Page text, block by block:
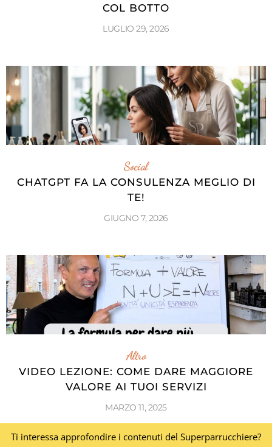
COL BOTTO
LUGLIO 29, 2026
Social
CHATGPT FA LA CONSULENZA MEGLIO DI
TE!
GIUGNO 7, 2026
Altro
VIDEO LEZIONE: COME DARE MAGGIORE
VALORE AI TUOI SERVIZI
MARZO 11, 2025
Ti interessa approfondire i contenuti del Superparrucchiere?